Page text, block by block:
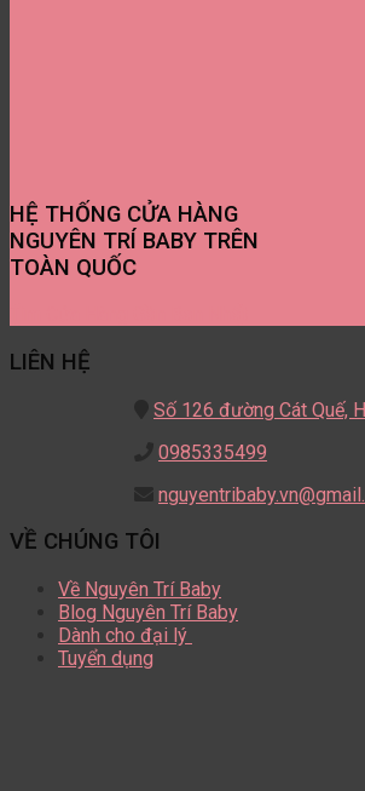
HỆ THỐNG CỬA HÀNG
NGUYÊN TRÍ BABY TRÊN
TOÀN QUỐC
LIÊN HỆ
Số 126 đường Cát Quế,
0985335499
VỀ CHÚNG TÔI
Về Nguyên Trí Baby
Blog Nguyên Trí Baby
Dành cho đại lý
Tuyển dụng